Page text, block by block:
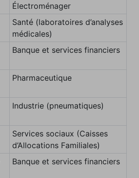
Électroménager
Santé (laboratoires d’analyses
médicales)
Banque et services financiers
Pharmaceutique
Industrie (pneumatiques)
Services sociaux (Caisses
d’Allocations Familiales)
Banque et services financiers